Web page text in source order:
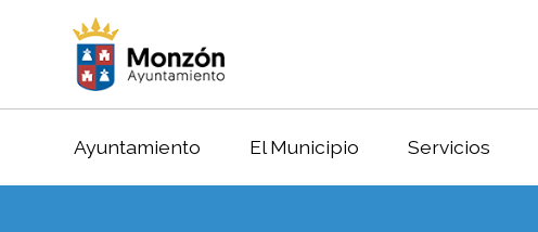
Ayuntamiento El Municipio Servicios